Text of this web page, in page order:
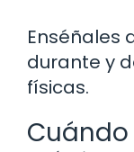
Enséñales
durante y
físicas.